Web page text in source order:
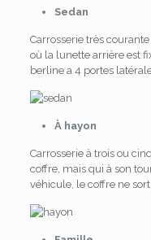
Sedan
Carrosserie très
où la lunette arrière est
berline a 4 portes
À hayon
Carrosserie à trois ou
coffre, mais qui à son
véhicule, le coffre ne